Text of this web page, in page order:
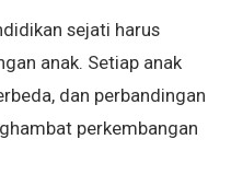
sejati harus
anak. Setiap anak
dan perbandingan
perkembangan